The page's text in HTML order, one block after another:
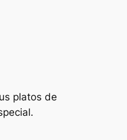
platos de